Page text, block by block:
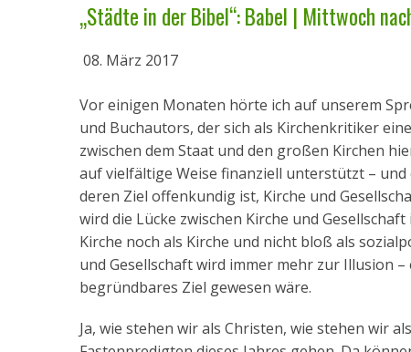
„Städte in der Bibel“: Babel | Mittwoch
08. März 2017
Vor einigen Monaten hörte ich auf unserem
und Buchautors, der sich als Kirchenkritiker
zwischen dem Staat und den großen Kirchen
auf vielfältige Weise finanziell unterstützt –
deren Ziel offenkundig ist, Kirche und
wird die Lücke zwischen Kirche und
Kirche noch als Kirche und nicht bloß als
und Gesellschaft wird immer mehr zur Illusion
begründbares Ziel gewesen wäre.
Ja, wie stehen wir als Christen, wie stehen wir